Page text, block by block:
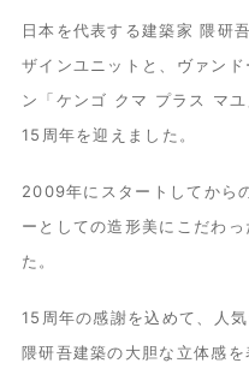
日本を代表する建築家 隈研
ザインユニット と、ヴァン
ン「ケンゴ クマ プラス マ
15周年を迎えました。
2009年にスタートしてから
ーとしての造形美にこだわ
た。
15周年の感謝を込めて、人
隈研吾建築の大胆な立体感